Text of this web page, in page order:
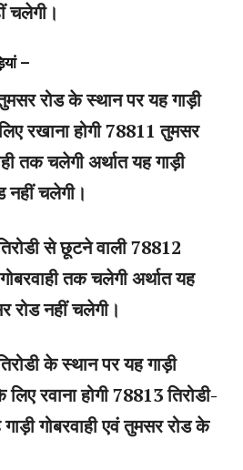
चलेगी।
–
रोड के स्थान पर यह गाड़ी
रखाना होगी 78811 तुमसर
तक चलेगी अर्थात यह गाड़ी
नहीं चलेगी।
से छूटने वाली 78812
तक चलेगी अर्थात यह
रोड नहीं चलेगी।
के स्थान पर यह गाड़ी
लिए रवाना होगी 78813 तिरोडी-
गोबरवाही एवं तुमसर रोड के